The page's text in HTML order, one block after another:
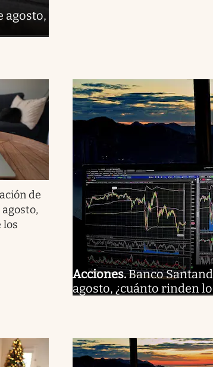
agosto,
de
los
Acciones.Banco
agosto, ¿cuánto rinden